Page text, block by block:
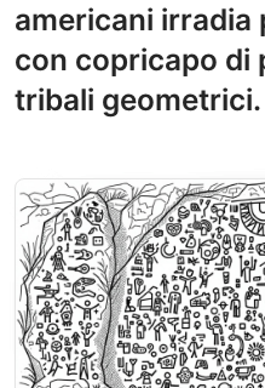
americani irradia
con copricapo di
tribali geometrici.